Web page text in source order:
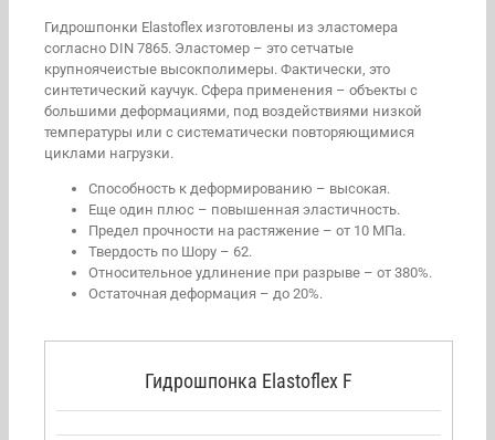
Гидрошпонки Elastoflex изготовлены из эластомера
согласно DIN 7865. Эластомер – это сетчатые
крупноячеистые высокполимеры. Фактически, это
синтетический каучук. Сфера применения – объекты с
большими деформациями, под воздействиями низкой
температуры или с систематически повторяющимися
циклами нагрузки.
Способность к деформированию – высокая.
Еще один плюс – повышенная эластичность.
Предел прочности на растяжение – от 10 МПа.
Твердость по Шору – 62.
Относительное удлинение при разрыве – от 380%.
Остаточная деформация – до 20%.
Гидрошпонка Elastoflex F